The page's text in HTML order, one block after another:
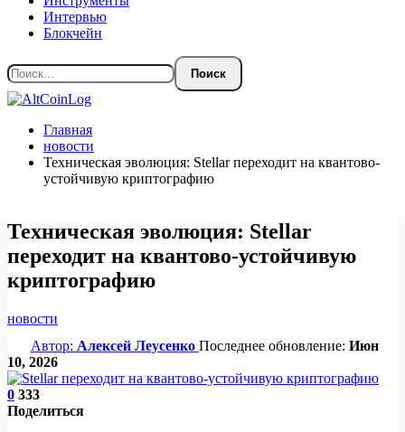
Интервью
Блокчейн
Главная
новости
Техническая эволюция: Stellar переходит на квантово-
устойчивую криптографию
Техническая эволюция: Stellar
переходит на квантово-устойчивую
криптографию
новости
Автор: Алексей Леусенко Последнее обновление: Июн
10, 2026
0 333
Поделиться